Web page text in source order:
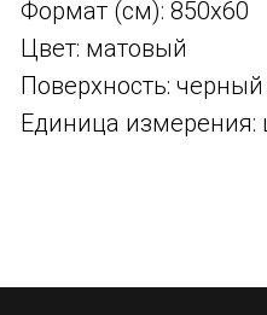
Формат (см): 850x60
Цвет: матовый
Поверхность: черный
Единица измерения: